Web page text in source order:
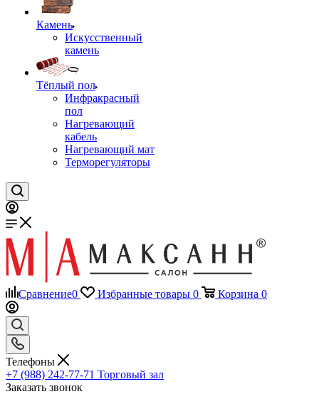
Камень
Искусственный
камень
Тёплый пол
Инфракрасный
пол
Нагревающий
кабель
Нагревающий мат
Терморегуляторы
Сравнение0 Избранные товары 0 Корзина 0
Телефоны
+7 (988) 242-77-71 Торговый зал
Заказать звонок